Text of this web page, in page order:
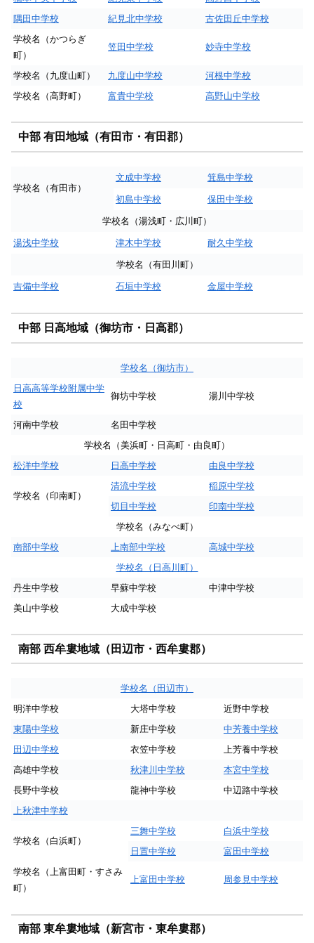
隅田中学校
紀見北中学校
古佐田丘中学校
学校名（かつらぎ
町）
笠田中学校 妙寺中学校
学校名（九度山町） 九度山中学校
河根中学校
学校名（高野町）
富貴中学校 高野山中学校
中部 有田地域（有田市・有田郡）
学校名（有田市）
文成中学校 箕島中学校
初島中学校 保田中学校
学校名（湯浅町・広川町）
湯浅中学校 津木中学校 耐久中学校
学校名（有田川町）
吉備中学校 石垣中学校 金屋中学校
中部 日高地域（御坊市・日高郡）
学校名（御坊市）
日高高等学校附属中学
校
御坊中学校 湯川中学校
河南中学校
名田中学校
学校名（美浜町・日高町・由良町）
松洋中学校
日高中学校 由良中学校
学校名（印南町）
清流中学校
稲原中学校
切目中学校
印南中学校
学校名（みなべ町）
南部中学校
上南部中学校
高城中学校
学校名（日高川町）
丹生中学校
早蘇中学校
中津中学校
美山中学校
大成中学校
南部 西牟婁地域（田辺市・西牟婁郡）
学校名（田辺市）
明洋中学校
大塔中学校
近野中学校
東陽中学校
新庄中学校
中芳養中学校
田辺中学校
衣笠中学校
上芳養中学校
高雄中学校
秋津川中学校
本宮中学校
長野中学校
龍神中学校
中辺路中学校
上秋津中学校
学校名（白浜町）
三舞中学校
白浜中学校
日置中学校
富田中学校
学校名（上富田町・すさみ
町）
上富田中学校 周参見中学校
南部 東牟婁地域（新宮市・東牟婁郡）